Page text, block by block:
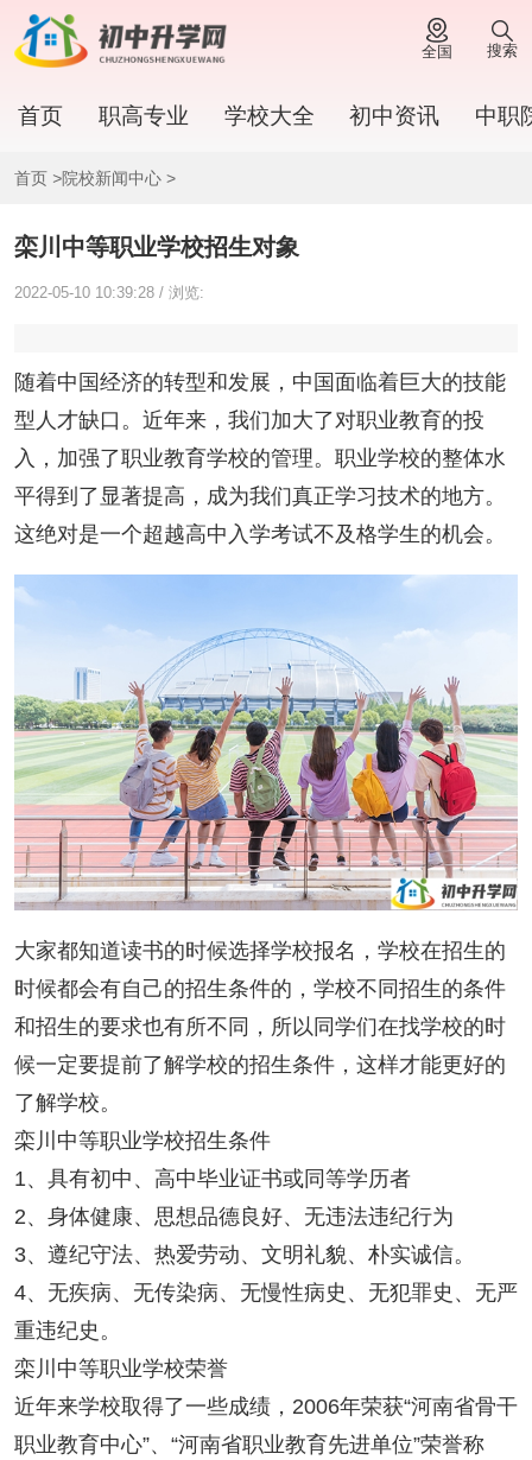
全国 搜索
首页 职高专业 学校大全 初中资讯 中职
首页 >院校新闻中心>
栾川中等职业学校招生对象
2022-05-10 10:39:28 / 浏览:
随着中国经济的转型和发展，中国面临着巨大的技能
型人才缺口。近年来，我们加大了对职业教育的投
入，加强了职业教育学校的管理。职业学校的整体水
平得到了显著提高，成为我们真正学习技术的地方。
这绝对是一个超越高中入学考试不及格学生的机会。
大家都知道读书的时候选择学校报名，学校在招生的
时候都会有自己的招生条件的，学校不同招生的条件
和招生的要求也有所不同，所以同学们在找学校的时
候一定要提前了解学校的招生条件，这样才能更好的
了解学校。
栾川中等职业学校招生条件
1、具有初中、高中毕业证书或同等学历者
2、身体健康、思想品德良好、无违法违纪行为
3、遵纪守法、热爱劳动、文明礼貌、朴实诚信。
4、无疾病、无传染病、无慢性病史、无犯罪史、无严
重违纪史。
栾川中等职业学校荣誉
近年来学校取得了一些成绩，2006年荣获“河南省骨干
职业教育中心”、“河南省职业教育先进单位”荣誉称